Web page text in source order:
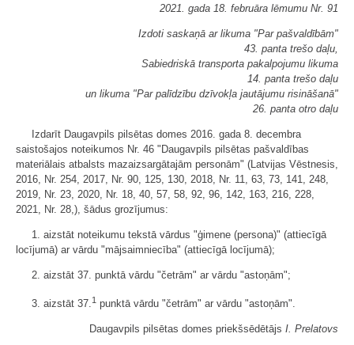
2021. gada 18. februāra lēmumu Nr. 91
Izdoti saskaņā ar likuma "Par pašvaldībām"
43. panta trešo daļu,
Sabiedriskā transporta pakalpojumu likuma
14. panta trešo daļu
un likuma "Par palīdzību dzīvokļa jautājumu risināšanā"
26. panta otro daļu
Izdarīt Daugavpils pilsētas domes 2016. gada 8. decembra
saistošajos noteikumos Nr. 46 "Daugavpils pilsētas pašvaldības
materiālais atbalsts mazaizsargātajām personām" (Latvijas Vēstnesis,
2016, Nr. 254, 2017, Nr. 90, 125, 130, 2018, Nr. 11, 63, 73, 141, 248,
2019, Nr. 23, 2020, Nr. 18, 40, 57, 58, 92, 96, 142, 163, 216, 228,
2021, Nr. 28,), šādus grozījumus:
1. aizstāt noteikumu tekstā vārdus "ģimene (persona)" (attiecīgā
locījumā) ar vārdu "mājsaimniecība" (attiecīgā locījumā);
2. aizstāt 37. punktā vārdu "četrām" ar vārdu "astoņām";
3. aizstāt 37.1 punktā vārdu "četrām" ar vārdu "astoņām".
Daugavpils pilsētas domes priekšsēdētājs I. Prelatovs